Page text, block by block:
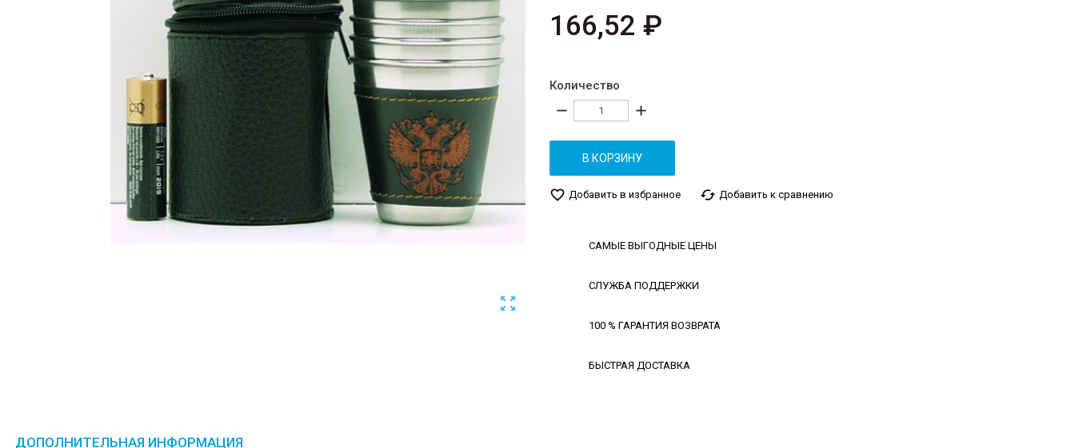

166,52 ₽
Количество
remove add
В КОРЗИНУ
favorite_border Добавить в избранное cached Добавить к сравнению
САМЫЕ ВЫГОДНЫЕ ЦЕНЫ
СЛУЖБА ПОДДЕРЖКИ
100 % ГАРАНТИЯ ВОЗВРАТА
БЫСТРАЯ ДОСТАВКА
ДОПОЛНИТЕЛЬНАЯ ИНФОРМАЦИЯ